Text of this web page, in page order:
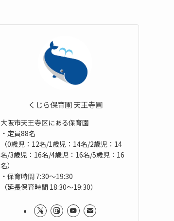
くじら保育園 天王寺園
大阪市天王寺区にある保育園
・定員88名
（0歳児：12名/1歳児：14名/2歳児：14
名/3歳児：16名/4歳児：16名/5歳児：16
名）
・保育時間 7:30～19:30
（延長保育時間 18:30～19:30）